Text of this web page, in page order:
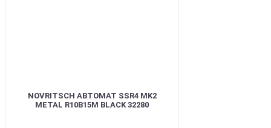
NOVRITSCH АВТОМАТ SSR4 MK2
METAL R10B15M BLACK 32280